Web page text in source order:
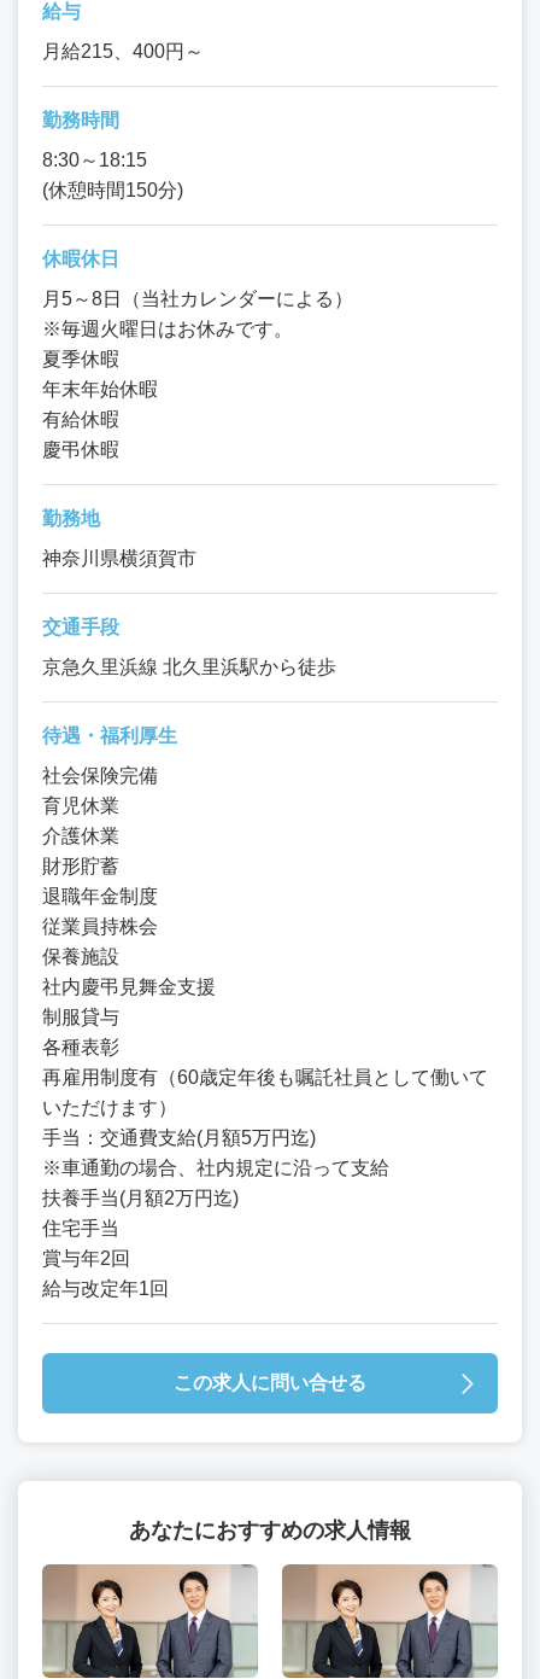
給与
月給215、400円～
勤務時間
8:30～18:15
(休憩時間150分)
休暇休日
月5～8日（当社カレンダーによる）
※毎週火曜日はお休みです。
夏季休暇
年末年始休暇
有給休暇
慶弔休暇
勤務地
神奈川県横須賀市
交通手段
京急久里浜線 北久里浜駅から徒歩
待遇・福利厚生
社会保険完備
育児休業
介護休業
財形貯蓄
退職年金制度
従業員持株会
保養施設
社内慶弔見舞金支援
制服貸与
各種表彰
再雇用制度有（60歳定年後も嘱託社員として働いて
いただけます）
手当：交通費支給(月額5万円迄)
※車通勤の場合、社内規定に沿って支給
扶養手当(月額2万円迄)
住宅手当
賞与年2回
給与改定年1回
この求人に問い合せる
あなたにおすすめの求人情報